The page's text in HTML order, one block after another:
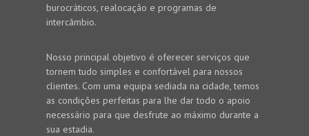
burocráticos, realocação e programas de
intercâmbio.
Nosso principal objetivo é oferecer serviços que
tornem tudo simples e confortável para nossos
clientes. Com uma equipa sediada na cidade, temos
as condições perfeitas para lhe dar todo o apoio
necessário para que desfrute ao máximo durante a
sua estadia.